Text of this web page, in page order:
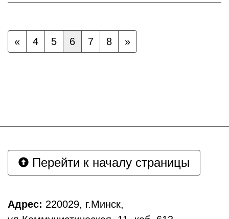
« 4 5 6 7 8 »
Перейти к началу страницы
Адрес: 220029, г.Минск,